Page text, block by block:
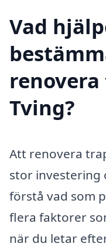
Vad
Tving?
Att renovera
stor investering
förstå vad som
flera faktorer
när du letar